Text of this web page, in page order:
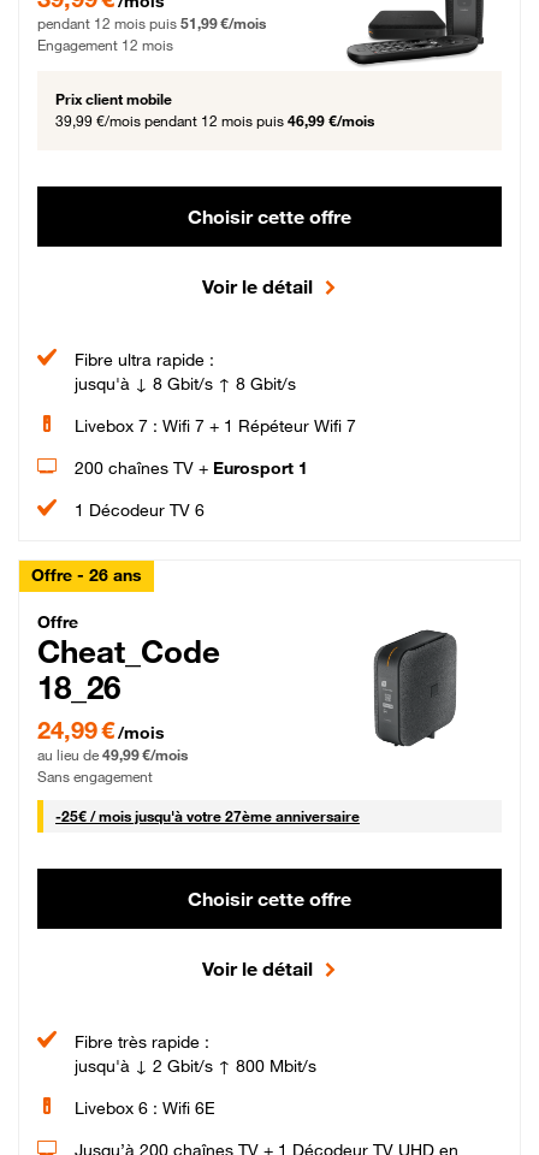
pendant 12 mois puis 51,99 €/mois
Engagement 12 mois
Prix client mobile
39,99 €/mois pendant 12 mois puis 46,99 €/mois
Choisir cette offre
Voir le détail
Fibre ultra rapide :
jusqu'à ↓ 8 Gbit/s ↑ 8 Gbit/s
Livebox 7 : Wifi 7 + 1 Répéteur Wifi 7
200 chaînes TV + Eurosport 1
1 Décodeur TV 6
Offre - 26 ans
Cheat_Code Fibre_18_26
Offre
Cheat_Code
18_26
24,99 € par mois pendant 0 mois puis 49,99 € par mois, Sans engagement
24,99 €/mois
au lieu de 49,99 €/mois
Sans engagement
-25€ / mois25 € par mois
jusqu'à votre 27ème anniversaire
Choisir cette offre
Voir le détail
Fibre très rapide :
jusqu'à ↓ 2 Gbit/s ↑ 800 Mbit/s
Livebox 6 : Wifi 6E
Jusqu’à 200 chaînes TV + 1 Décodeur TV UHD en